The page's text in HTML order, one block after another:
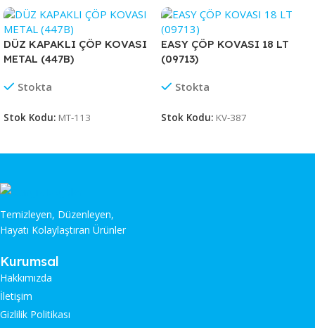
DÜZ KAPAKLI ÇÖP KOVASI
METAL (447B)
Stokta
Stok Kodu: MT-113
EASY ÇÖP KOVASI 18 LT
(09713)
Stokta
Stok Kodu: KV-387
Temizleyen, Düzenleyen,
Hayatı Kolaylaştıran Ürünler
Kurumsal
Hakkımızda
İletişim
Gizlilik Politikası